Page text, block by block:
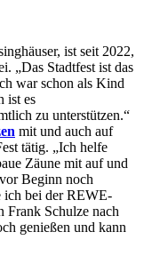
ist seit 2022,
„Das Stadtfest ist das
war schon als Kind
ist es
zu unterstützen.“
mit und auch auf
tätig. „Ich helfe
Zäune mit auf und
Beginn noch
ich bei der REWE-
Frank Schulze nach
genießen und kann